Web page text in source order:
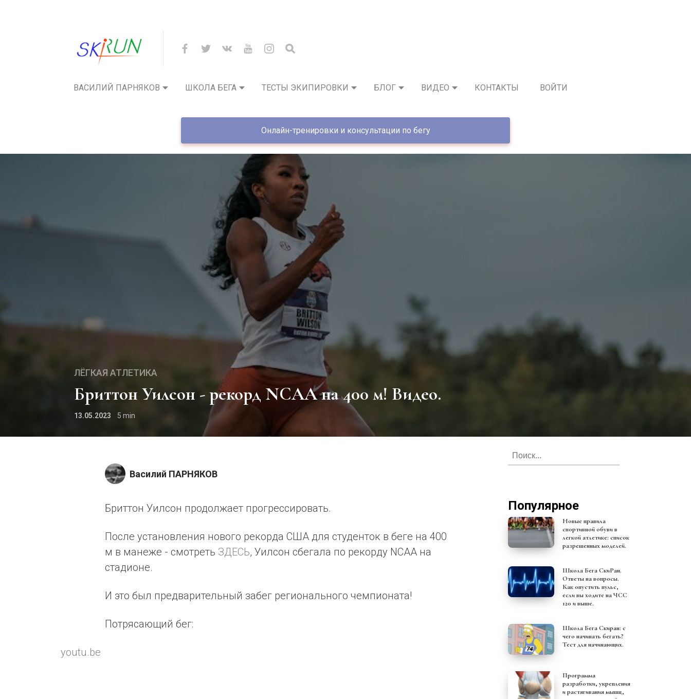
ВАСИЛИЙ ПАРНЯКОВ ШКОЛА БЕГА ТЕСТЫ ЭКИПИРОВКИ БЛОГ ВИДЕО КОНТАКТЫ ВОЙТИ
Онлайн-тренировки и консультации по бегу
ЛЁГКАЯ АТЛЕТИКА
Бриттон Уилсон - рекорд NCAA на 400 м! Видео.
13.05.2023 5
Василий ПАРНЯКОВ
Бриттон Уилсон продолжает прогрессировать.
После установления нового рекорда США для студенток в беге на 400
м в манеже - смотреть ЗДЕСЬ, Уилсон сбегала по рекорду NCAA на
стадионе.
И это был предварительный забег регионального чемпионата!
Потрясающий бег:
youtu.be
Популярное
Новые правила
спортивной обуви в
легкой атлетике: список
разрешенных моделей.
Школа Бега СкиРан.
Ответы на вопросы.
Как опустить пульс,
если вы ходите на ЧСС
120 и выше.
Школа Бега Скиран: с
чего начинать бегать?
Тест для начинающих.
Программа
разработки, укрепления
и растягивания мышц,